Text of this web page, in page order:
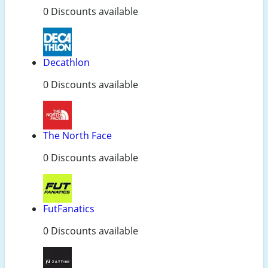
0 Discounts available
Decathlon
0 Discounts available
The North Face
0 Discounts available
FutFanatics
0 Discounts available